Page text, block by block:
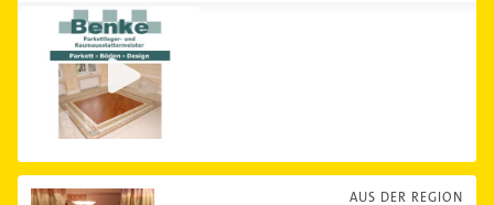
AUS DER REGION